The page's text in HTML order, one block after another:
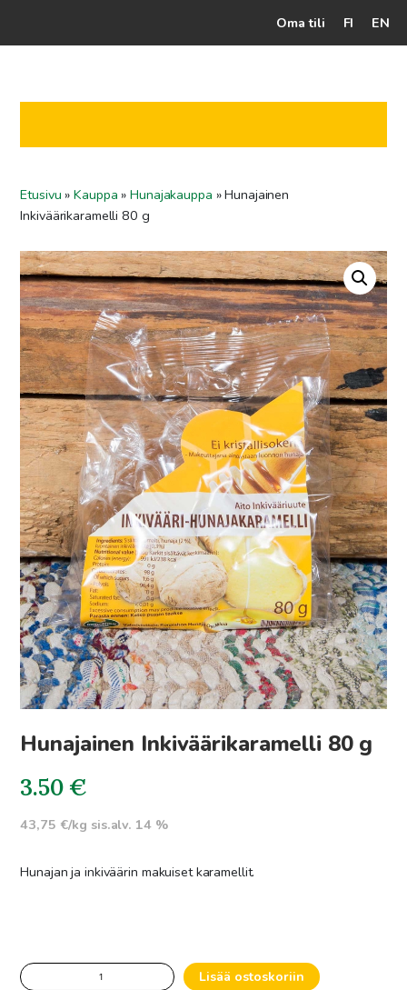
Oma tili FI EN
Jälleenmyyjät
Yhteydenotto
Ohjeet ja vinkit
Etusivu »Kauppa »Hunajakauppa »Hunajainen
Inkiväärikaramelli 80 g
Hunajainen Inkiväärikaramelli 80 g
3.50€
43,75 €/kg sis.alv. 14 %
Hunajan ja inkiväärin makuiset karamellit.
Hunajainen
Lisää ostoskoriin